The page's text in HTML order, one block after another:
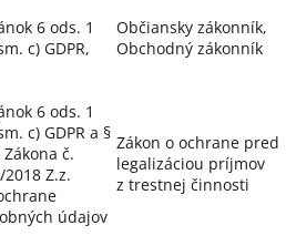
6 ods. 1
c) GDPR,
Občiansky zákonník,
Obchodný zákonník
6 ods. 1
c) GDPR a §
Zákona č.
2018 Z.z.
údajov
Zákon o ochrane pred
legalizáciou príjmov
z trestnej činnosti